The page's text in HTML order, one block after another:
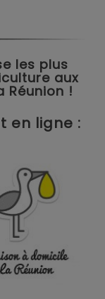
les plus
aux
Réunion !
en ligne :